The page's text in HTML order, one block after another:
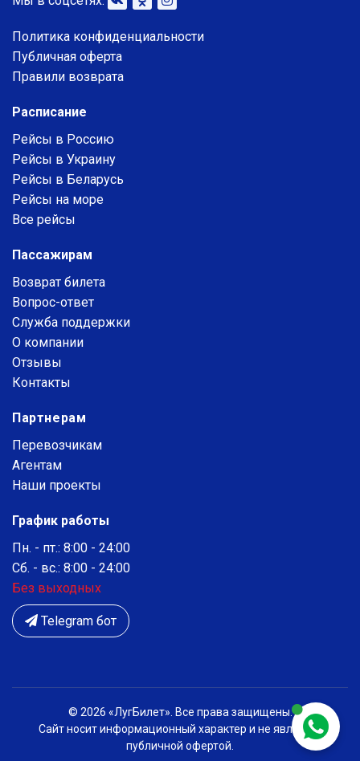
Политика конфиденциальности
Публичная оферта
Правили возврата
Расписание
Рейсы в Россию
Рейсы в Украину
Рейсы в Беларусь
Рейсы на море
Все рейсы
Пассажирам
Возврат билета
Вопрос-ответ
Служба поддержки
О компании
Отзывы
Контакты
Партнерам
Перевозчикам
Агентам
Наши проекты
График работы
Пн. - пт.: 8:00 - 24:00
Сб. - вс.: 8:00 - 24:00
Без выходных
Telegram бот
© 2026 «ЛугБилет». Все права защищены.
Сайт носит информационный характер и не является
публичной офертой.